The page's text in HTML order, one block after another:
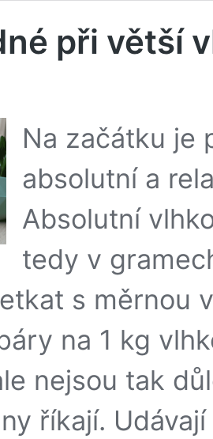
při větší
Na začátku je
absolutní a
Absolutní
tedy v
s měrnou
na 1 kg
nejsou tak
říkají.